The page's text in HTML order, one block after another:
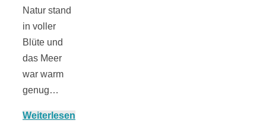
Natur stand
in voller
Blüte und
das Meer
war warm
genug…
Weiterlesen